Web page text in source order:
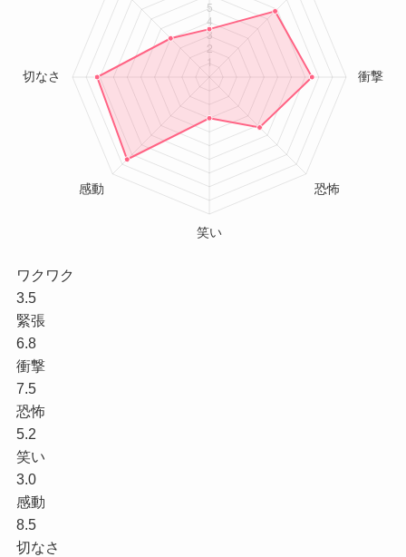
ワクワク
3.5
緊張
6.8
衝撃
7.5
恐怖
5.2
笑い
3.0
感動
8.5
切なさ